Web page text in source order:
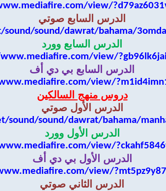
view/
الدرس السابع صوتي
sound/dawrat/bahama/
الدرس السابع وورد
view/
الدرس السابع بي دي أف
view/
دروس منهج السالكين
الدرس الأول صوتي
sound/dawrat/bahama/
الدرس الأول وورد
view/
الدرس الأول بي دي أف
view/
الدرس الثاني صوتي